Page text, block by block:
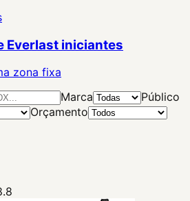
Everlast iniciantes
zona fixa
Marca
Público
Orçamento